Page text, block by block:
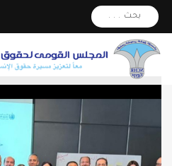
بحث . . .